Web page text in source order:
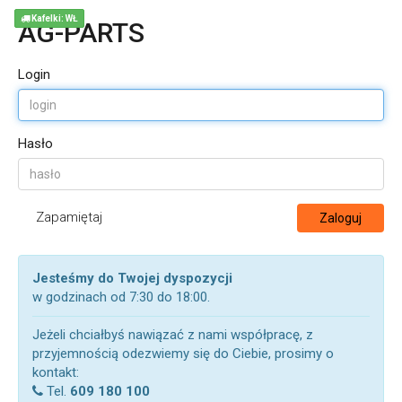
AG-PARTS
Login
Hasło
Zapamiętaj Zaloguj
Jesteśmy do Twojej dyspozycji
w godzinach od 7:30 do 18:00.
Jeżeli chciałbyś nawiązać z nami współpracę, z
przyjemnością odezwiemy się do Ciebie, prosimy o
kontakt:
Tel. 609 180 100
Kafelki: WŁ